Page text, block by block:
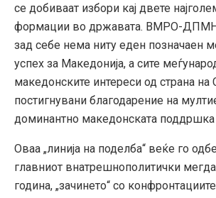
се добиваат избори кај двете
формации во државата. ВМРО-
зад себе нема ниту еден позначаен
успех за Македонија, а сите
македонските интереси од страна
постигнувани благодарение на
доминантно македонската поддршка
Оваа „линија на поделба“ веќе го
главниот внатрешнополитички
година, „зачинето“ со